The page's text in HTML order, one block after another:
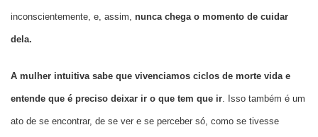
inconscientemente, e, assim, nunca chega o momento de cuidar
dela.
A mulher intuitiva sabe que vivenciamos ciclos de morte vida e
entende que é preciso deixar ir o que tem que ir . Isso também é um
ato de se encontrar, de se ver e se perceber só, como se tivesse